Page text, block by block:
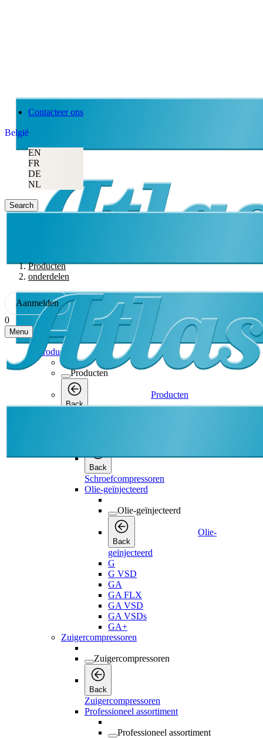
Contacteer ons
België
EN
FR
DE
NL
Search
Producten
onderdelen
Aanmelden
0
Menu
Producten
Producten
Back
Producten
Back
Schroefcompressoren
Olie-geïnjecteerd
Olie-geïnjecteerd
Back
Olie-
geïnjecteerd
G
G VSD
GA
GA FLX
GA VSD
GA VSDs
GA+
Zuigercompressoren
Zuigercompressoren
Back
Zuigercompressoren
Professioneel assortiment
Professioneel assortiment